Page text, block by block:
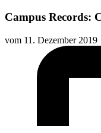
Campus Records:
vom 11. Dezember 2019